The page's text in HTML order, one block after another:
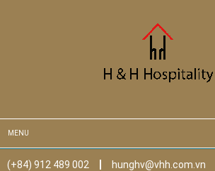
MENU
(+84) 912 489 002
hunghv@vhh.com.vn